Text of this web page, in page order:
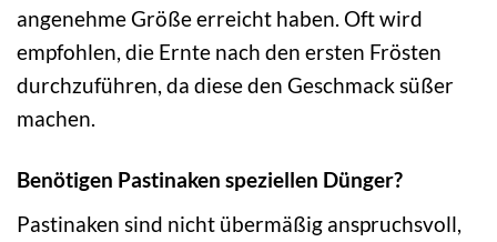
angenehme Größe erreicht haben. Oft wird
empfohlen, die Ernte nach den ersten Frösten
durchzuführen, da diese den Geschmack süßer
machen.
Benötigen Pastinaken speziellen Dünger?
Pastinaken sind nicht übermäßig anspruchsvoll,